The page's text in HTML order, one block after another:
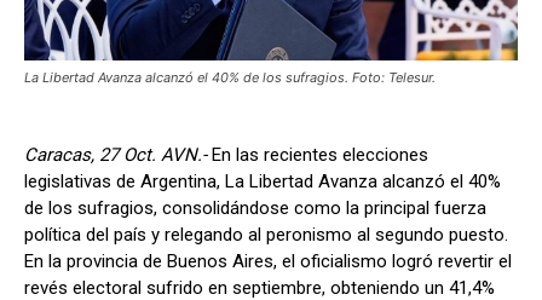
La Libertad Avanza alcanzó el 40% de los sufragios. Foto: Telesur.
Caracas, 27 Oct. AVN.-En las recientes elecciones
legislativas de Argentina, La Libertad Avanza alcanzó el 40%
de los sufragios, consolidándose como la principal fuerza
política del país y relegando al peronismo al segundo puesto.
En la provincia de Buenos Aires, el oficialismo logró revertir el
revés electoral sufrido en septiembre, obteniendo un 41,4%